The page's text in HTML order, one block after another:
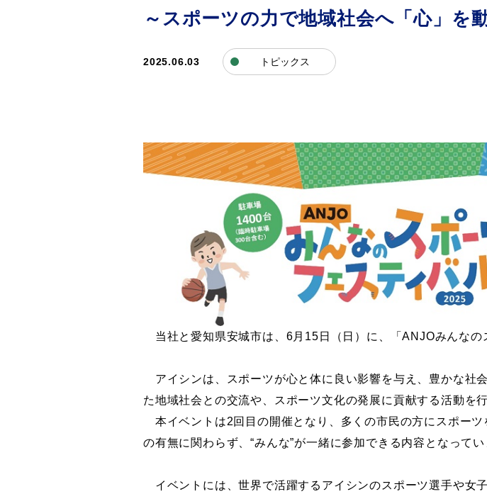
～スポーツの力で地域社会へ「心」を
2025.06.03 トピックス
当社と愛知県安城市は、 6月 15 日（日）に、「ANJOみんなの
アイシンは、スポーツが心と体に良い影響を与え、豊かな社
た地域社会との交流や、スポーツ文化の発展に貢献する活動を
本イベントは2回目の開催となり、多くの市民の方にスポー
の有無に関わらず、“みんな”が一緒に参加できる内容となってい
イベントには、世界で活躍するアイシンのスポーツ選手や女